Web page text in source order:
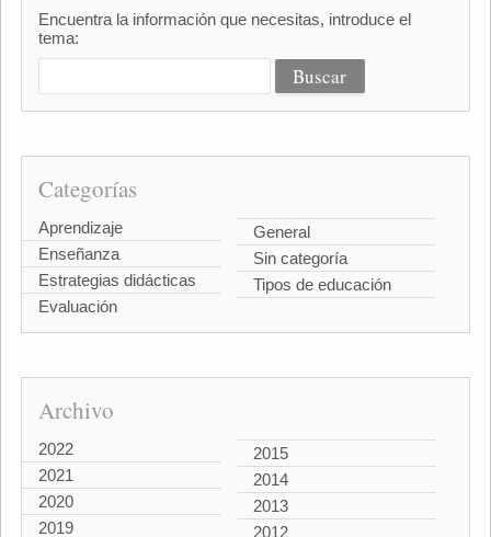
Encuentra la información que necesitas, introduce el
tema:
Categorías
Aprendizaje
Enseñanza
Estrategias didácticas
Evaluación
General
Sin categoría
Tipos de educación
Archivo
2022
2021
2020
2019
2015
2014
2013
2012